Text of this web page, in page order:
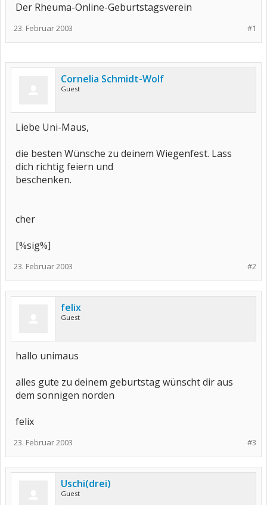
Der Rheuma-Online-Geburtstagsverein
#1
23. Februar 2003
Cornelia Schmidt-Wolf
Guest
Liebe Uni-Maus,
die besten Wünsche zu deinem Wiegenfest. Lass
dich richtig feiern und
beschenken.
cher
[%sig%]
#2
23. Februar 2003
felix
Guest
hallo unimaus
alles gute zu deinem geburtstag wünscht dir aus
dem sonnigen norden
felix
#3
23. Februar 2003
Uschi(drei)
Guest